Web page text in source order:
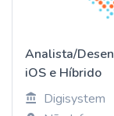
Analista/
iOS e Híbrido
Digisystem